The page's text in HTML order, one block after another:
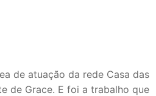
de atuação da rede Casa das
de Grace. E foi a trabalho que